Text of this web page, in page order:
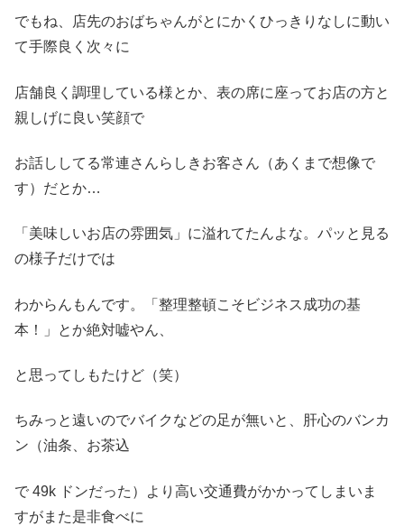
でもね、店先のおばちゃんがとにかくひっきりなしに動い
て手際良く次々に
店舗良く調理している様とか、表の席に座ってお店の方と
親しげに良い笑顔で
お話ししてる常連さんらしきお客さん（あくまで想像で
す）だとか…
「美味しいお店の雰囲気」に溢れてたんよな。パッと見る
の様子だけでは
わからんもんです。「整理整頓こそビジネス成功の基
本！」とか絶対嘘やん、
と思ってしもたけど（笑）
ちみっと遠いのでバイクなどの足が無いと、肝心のバンカ
ン（油条、お茶込
で 49k ドンだった）より高い交通費がかかってしまいま
すがまた是非食べに